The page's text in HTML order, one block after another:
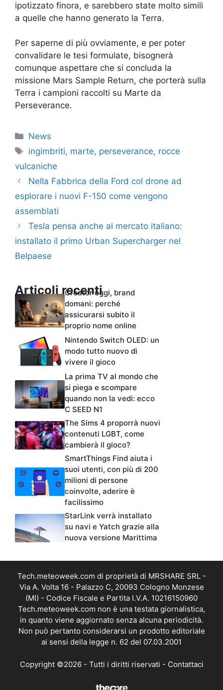
ipotizzato finora, e sarebbero state molto simili
a quelle che hanno generato la Terra.
Per saperne di più ovviamente, e per poter
convalidare le tesi formulate, bisognerà
comunque aspettare che si concluda la
missione Mars Sample Return, che porterà sulla
Terra i campioni raccolti su Marte da
Perseverance.
Categorie
News
Tag
ingimbriti, marte, perseverance, rocce
vulcaniche
Nella Fabbrica della Ford col drone ad
esplorare i nuovi F-150 come vengono
assemblati
Tesla pensa anche al mercato italiano:
installato il primo Urban Supercharger nel
Belpaese
Articoli recenti
Creator oggi, brand
domani: perché
assicurarsi subito il
proprio nome online
Nintendo Switch OLED: un
modo tutto nuovo di
vivere il gioco
La prima TV al mondo che
si piega e scompare
quando non la vedi: ecco
C SEED N1
The Sims 4 proporrà nuovi
contenuti LGBT, come
cambierà il gioco?
SmartThings Find aiuta i
suoi utenti, con più di 200
milioni di persone
coinvolte, aderire è
facilissimo
StarLink verrà installato
su navi e Yatch grazie alla
nuova versione Marittima
Tech.meteoweek.com di proprietà di MRSHARE SRL -
Via A. Volta 16 - Palazzo C, 20093 Cologno Monzese
(MI) - Codice Fiscale e Partita I.V.A. 10216150960
Tech.meteoweek.com non è una testata giornalistica,
in quanto viene aggiornato senza alcuna periodicità.
Non può pertanto considerarsi un prodotto editoriale
ai sensi della legge n. 62 del 07.03.2001
Copyright ©2026 - Tutti i diritti riservati - Contattaci